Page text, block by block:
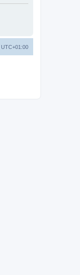
UTC+01:00